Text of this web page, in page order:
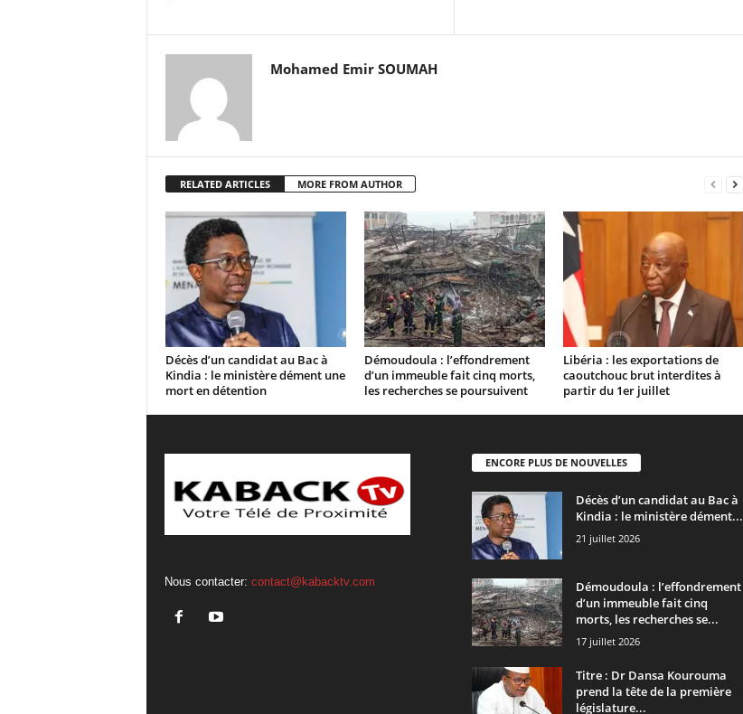
Mohamed Emir SOUMAH
RELATED ARTICLES MORE FROM AUTHOR
Décès d’un candidat au Bac à
Kindia : le ministère dément une
mort en détention
Démoudoula : l’effondrement
d’un immeuble fait cinq morts,
les recherches se poursuivent
Libéria : les exportations de
caoutchouc brut interdites à
partir du 1er juillet
Nous contacter: contact@kabacktv.com
ENCORE PLUS DE NOUVELLES
Décès d’un candidat au Bac à
Kindia : le ministère dément...
21 juillet 2026
Démoudoula : l’effondrement
d’un immeuble fait cinq
morts, les recherches se...
17 juillet 2026
Titre : Dr Dansa Kourouma
prend la tête de la première
législature...